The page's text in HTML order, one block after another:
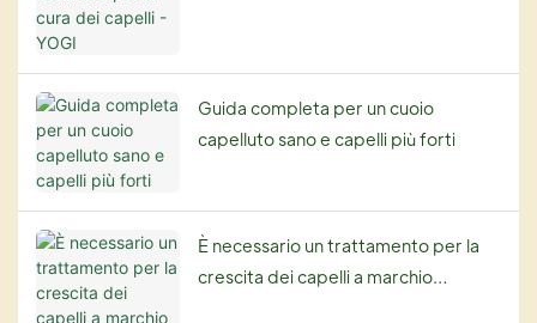
Guida completa per un cuoio
capelluto sano e capelli più forti
È necessario un trattamento per la
crescita dei capelli a marchio